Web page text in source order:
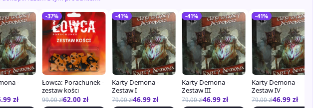
-
zł
-37%
Łowca: Porachunek -
zestaw kości
99.00zł62.00zł
-41%
Karty Demona -
Zestaw I
79.00zł46.99zł
-41%
Karty Demona -
Zestaw III
79.00zł46.99zł
-41%
Karty Demona -
Zestaw IV
79.00zł46.99zł